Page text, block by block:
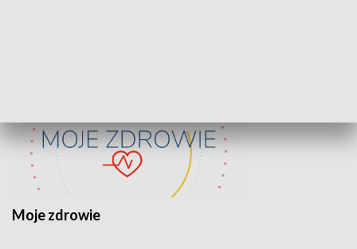
Moje zdrowie